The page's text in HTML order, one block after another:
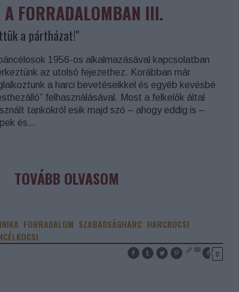
A FORRADALOMBAN III.
a pártházat!"
1956-os alkalmazásával kapcsolatban
az utolsó fejezethez. Korábban már
a harci bevetéseikkel és egyéb kevésbé
felhasználásával. Most a felkelők által
tankokról esik majd szó – ahogy eddig is –
és…
TOVÁBB OLVASOM
FORRADALOM SZABADSÁGHARC HARCKOCSI
0